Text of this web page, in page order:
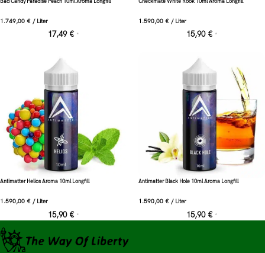
1.749,00 € / Liter
17,49 € *
1.590,00 € / Liter
15,90 € *
Antimatter Helios Aroma 10ml Longfill
1.590,00 € / Liter
15,90 € *
Antimatter Black Hole 10ml Aroma Longfill
1.590,00 € / Liter
15,90 € *